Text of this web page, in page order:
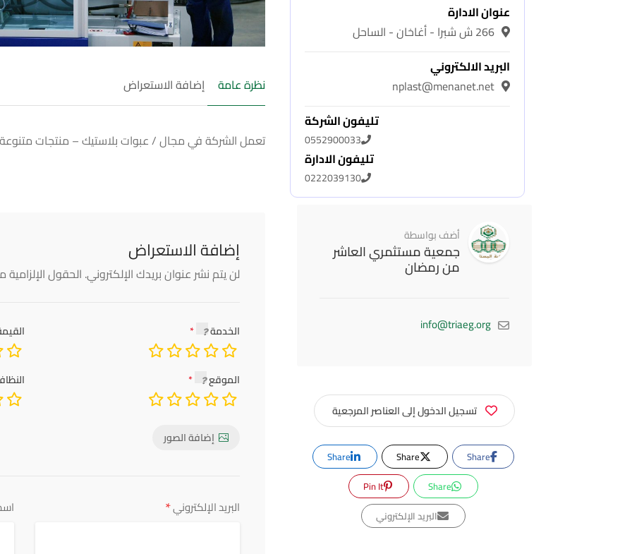
نظرة عامة إضافة الاستعراض
تعمل الشركة في مجال / عبوات بلاستيك – منتجات
إضافة الاستعراض
لن يتم نشر عنوان بريدك الإلكتروني. الحقول الإلزامية
الخدمة
الموقع
إضافة الصور
البريد الإلكتروني*
عنوان الادارة
266 ش شبرا - أغاخان - الساحل
البريد الالكتروني
nplast@menanet.net
تليفون الشركة
0552900033
تليفون الادارة
0222039130
أضف بواسطة
جمعية مستثمري العاشر
من رمضان
info@triaeg.org
تسجيل الدخول إلى العناصر المرجعية
Share
Share
Share
Share
Pin It
البريد الإلكتروني